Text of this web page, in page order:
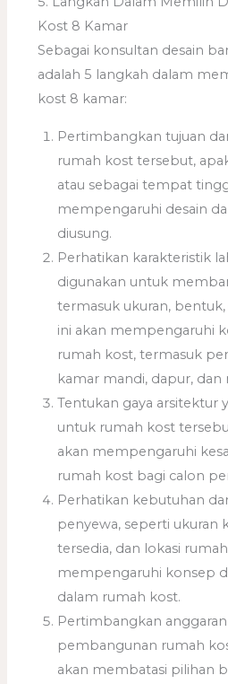
Kost 8 Kamar
Sebagai konsultan desain
adalah 5 langkah dalam
kost 8 kamar:
Pertimbangkan tujuan
rumah kost tersebut,
atau sebagai tempat
mempengaruhi desain
diusung.
Perhatikan karakteristik
digunakan untuk
termasuk ukuran,
ini akan mempengaruhi
rumah kost, termasuk
kamar mandi, dapur, dan
Tentukan gaya arsitektur
untuk rumah kost
akan mempengaruhi
rumah kost bagi calon
Perhatikan kebutuhan
penyewa, seperti ukuran
tersedia, dan lokasi
mempengaruhi konsep
dalam rumah kost.
Pertimbangkan
pembangunan rumah
akan membatasi pilihan